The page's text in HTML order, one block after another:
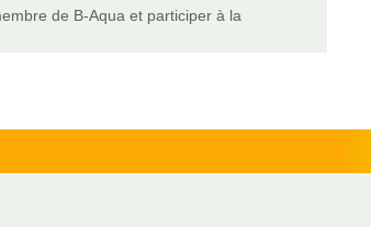
de B-Aqua et participer à la